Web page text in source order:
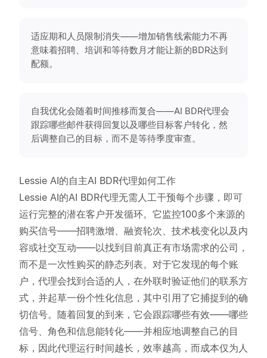
适应期和人员限制消失——增加销售线索能力不再
意味着招聘、培训和等待数月才能让新的BDR达到
配额。
自我优化会随着时间推移而复合——AI BDR代理会
跟踪哪些邮件获得回复以及哪些目标客户转化，然
后调整自己的目标，而不是等待季度审查。
Lessie AI的自主AI BDR代理如何工作
Lessie AI的AI BDR代理无需人工干预每个步骤，即可
运行完整的潜在客户开发循环。它监控100多个来源的
购买信号——招聘激增、融资轮次、技术栈变化以及内
容或社交互动——以找到目前真正有市场需求的公司，
而不是一次性购买的静态列表。对于它发现的每个账
户，代理会找到合适的人，在外联时验证他们的联系方
式，并起草一份个性化信息，其中引用了它捕捉到的确
切信号。随着回复的到来，它会跟踪哪些有效——哪些
信号、角色和信息能转化——并相应地调整自己的目
标，因此代理运行时间越长，效率越高，而成本仅为人